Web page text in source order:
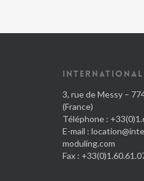
3, rue de Messy –
(France)
Téléphone :
E-mail :
moduling.com
Fax :